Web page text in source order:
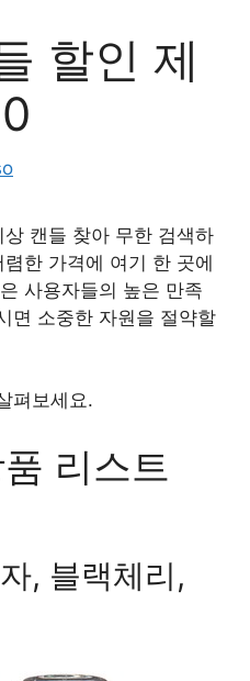
할인 제
캔들 찾아 무한 검색하
한 가격에 여기 한 곳에
사용자들의 높은 만족
면 소중한 자원을 절약할
펴보세요.
리스트
, 블랙체리,